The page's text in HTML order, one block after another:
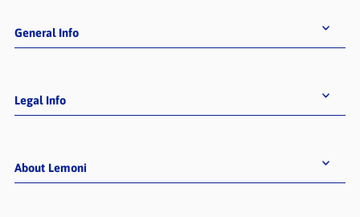
General Info
Legal Info
About Lemoni